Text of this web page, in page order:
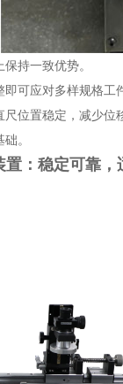
持一致优势。
可应对多样规格工
位置稳定，减少位
。
：稳定可靠，